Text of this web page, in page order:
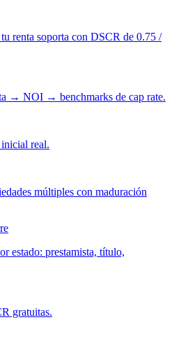
renta soporta con DSCR de 0.75 /
→ NOI → benchmarks de cap rate.
real.
múltiples con maduración
estado: prestamista, título,
gratuitas.